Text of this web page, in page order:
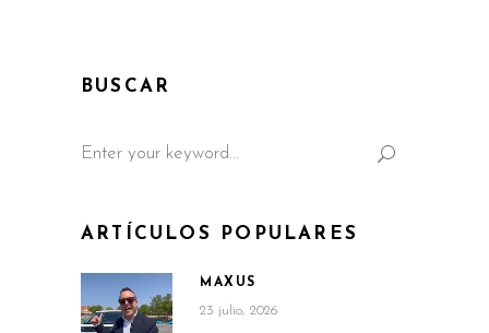
BUSCAR
for:
ARTÍCULOS POPULARES
MAXUS
23 julio, 2026